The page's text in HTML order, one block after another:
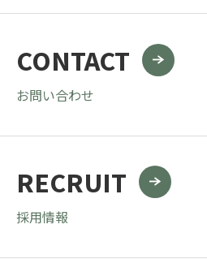
CONTACT
お問い合わせ
RECRUIT
採用情報